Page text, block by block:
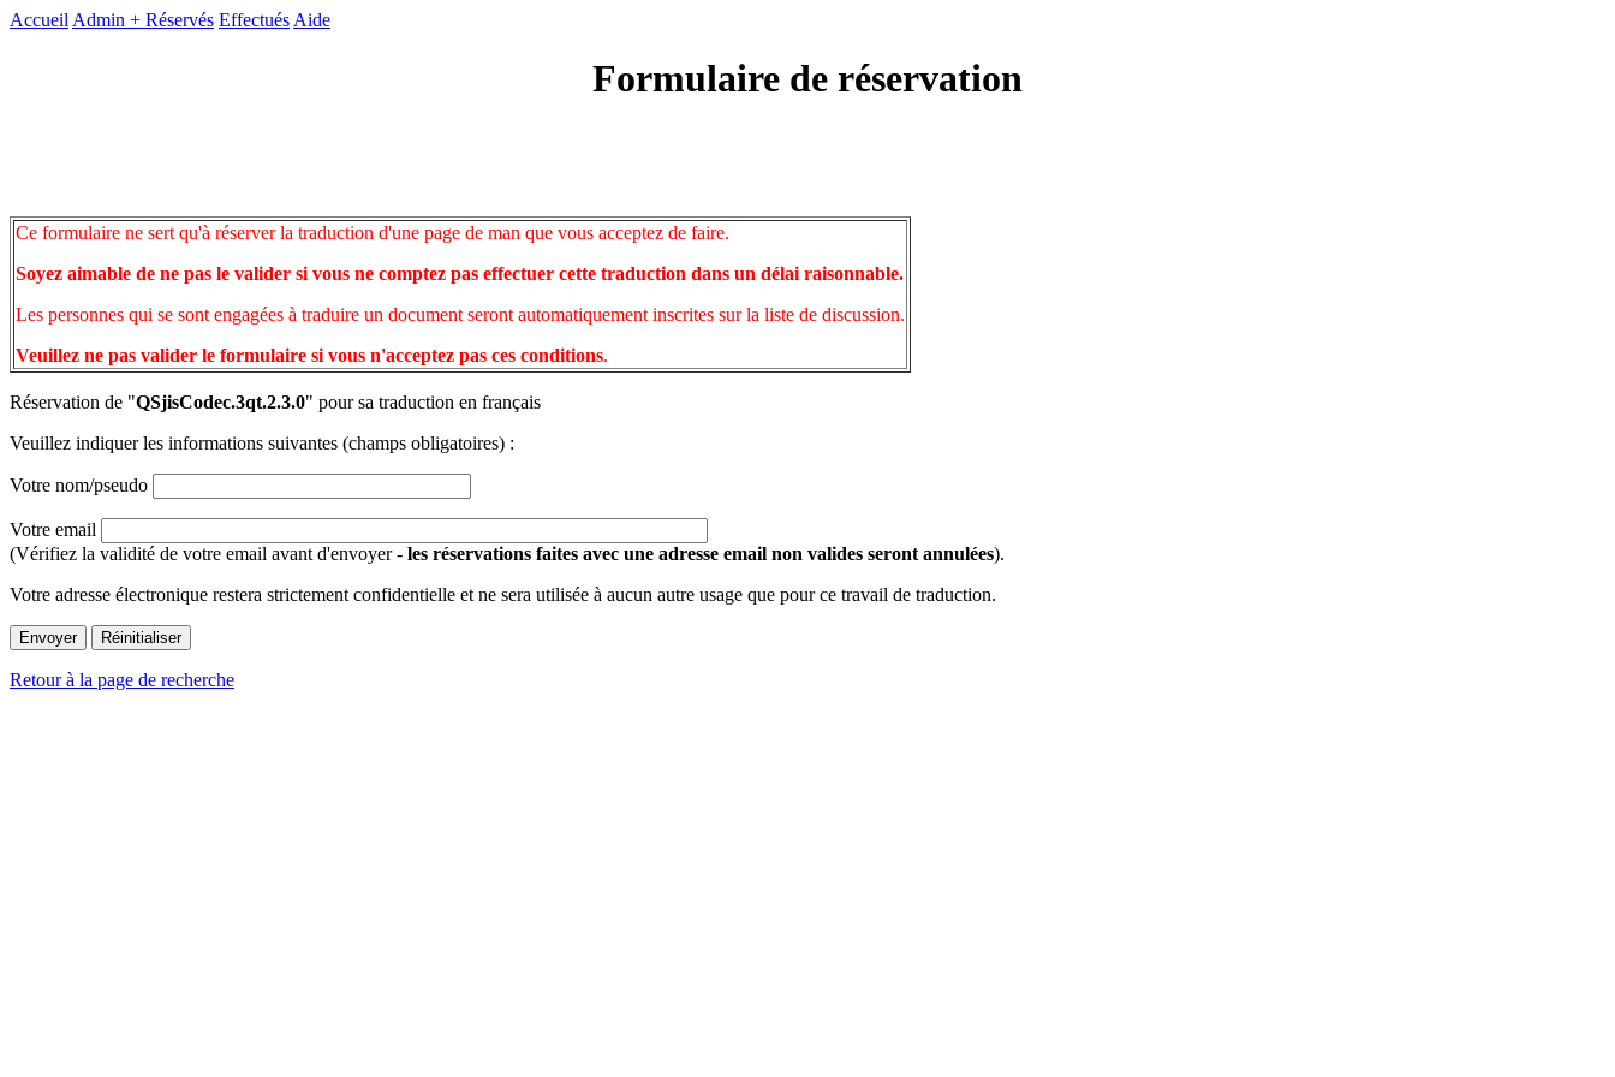
Accueil Admin + Réservés Effectués Aide
Formulaire de réservation
Ce formulaire ne sert qu'à réserver la traduction d'une page de man que vous acceptez de faire.
Soyez aimable de ne pas le valider si vous ne comptez pas effectuer cette traduction dans un délai raisonnable.
Les personnes qui se sont engagées à traduire un document seront automatiquement inscrites sur la liste de discussion.
Veuillez ne pas valider le formulaire si vous n'acceptez pas ces conditions.
Réservation de "QSjisCodec.3qt.2.3.0" pour sa traduction en français
Veuillez indiquer les informations suivantes (champs obligatoires) :
Votre nom/pseudo
Votre email
(Vérifiez la validité de votre email avant d'envoyer - les réservations faites avec une adresse email non valides seront annulées).
Votre adresse électronique restera strictement confidentielle et ne sera utilisée à aucun autre usage que pour ce travail de traduction.
Retour à la page de recherche